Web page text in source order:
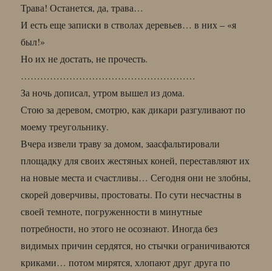
Трава! Останется, да, трава…
И есть еще записки в стволах деревьев… в них – «я
был!»
Но их не достать, не прочесть.
………………………………………………
За ночь дописал, утром вышел из дома.
Стою за деревом, смотрю, как дикари разгуливают по
моему треугольнику.
Вчера извели траву за домом, заасфальтировали
площадку для своих жестяных коней, переставляют их
на новые места и счастливы… Сегодня они не злобны,
скорей доверчивы, простоваты. По сути несчастны в
своей темноте, погруженности в минутные
потребности, но этого не осознают. Иногда без
видимых причин сердятся, но стычки ограничиваются
криками… потом мирятся, хлопают друг друга по